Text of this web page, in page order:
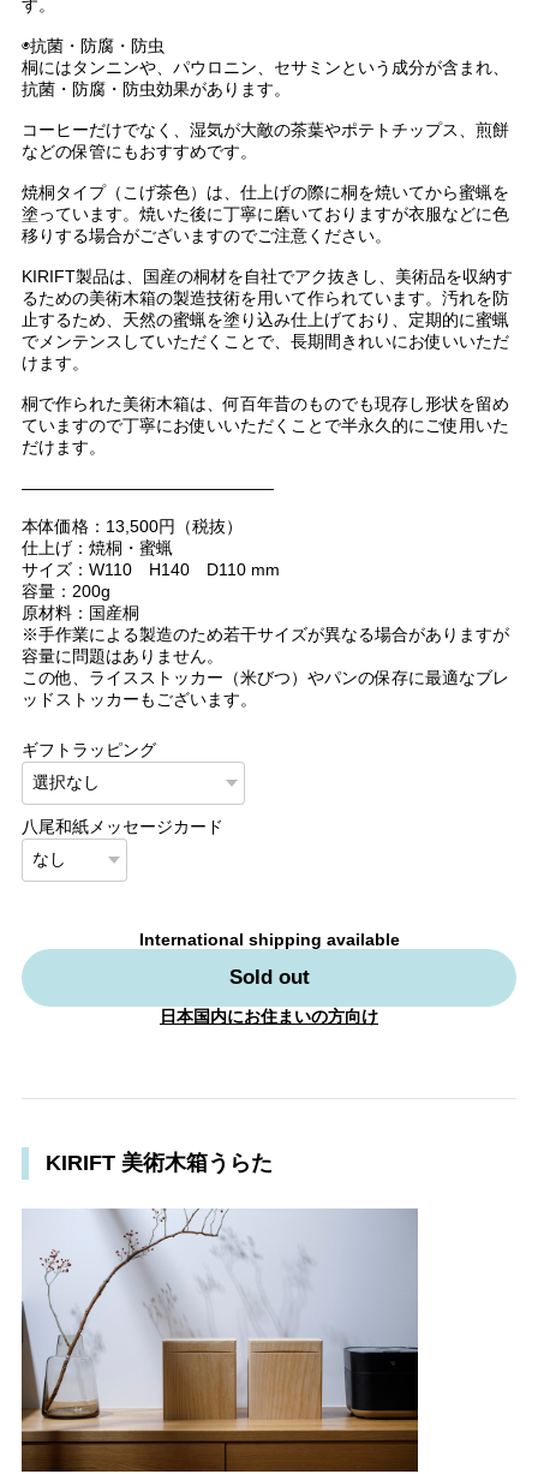
す。
◉抗菌・防腐・防虫
桐にはタンニンや、パウロニン、セサミンという成分が含まれ、
抗菌・防腐・防虫効果があります。
コーヒーだけでなく、湿気が大敵の茶葉やポテトチップス、煎餅
などの保管にもおすすめです。
焼桐タイプ（こげ茶色）は、仕上げの際に桐を焼いてから蜜蝋を
塗っています。焼いた後に丁寧に磨いておりますが衣服などに色
移りする場合がございますのでご注意ください。
KIRIFT製品は、国産の桐材を自社でアク抜きし、美術品を収納す
るための美術木箱の製造技術を用いて作られています。汚れを防
止するため、天然の蜜蝋を塗り込み仕上げており、定期的に蜜蝋
でメンテンスしていただくことで、長期間きれいにお使いいただ
けます。
桐で作られた美術木箱は、何百年昔のものでも現存し形状を留め
ていますので丁寧にお使いいただくことで半永久的にご使用いた
だけます。
———————————————
本体価格：13,500円（税抜）
仕上げ：焼桐・蜜蝋
サイズ：W110 H140 D110 mm
容量：200g
原材料：国産桐
※手作業による製造のため若干サイズが異なる場合がありますが
容量に問題はありません。
この他、ライスストッカー（米びつ）やパンの保存に最適なブレ
ッドストッカーもございます。
ギフトラッピング
八尾和紙メッセージカード
International shipping available
Sold out
日本国内にお住まいの方向け
KIRIFT 美術木箱うらた